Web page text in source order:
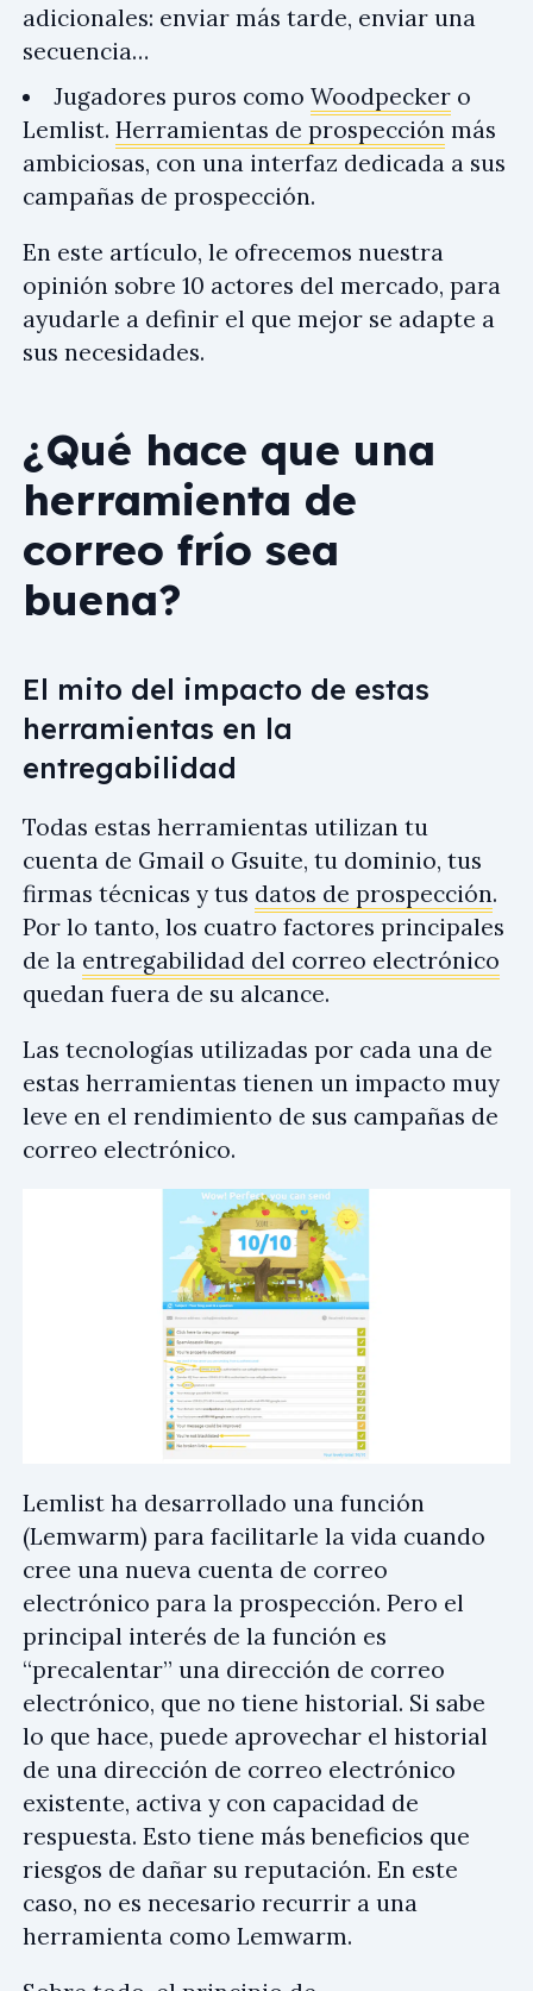
adicionales: enviar más tarde, enviar una
secuencia…
Jugadores puros como Woodpecker o
Lemlist. Herramientas de prospección más
ambiciosas, con una interfaz dedicada a sus
campañas de prospección.
En este artículo, le ofrecemos nuestra
opinión sobre 10 actores del mercado, para
ayudarle a definir el que mejor se adapte a
sus necesidades.
¿Qué hace que una
herramienta de
correo frío sea
buena?
El mito del impacto de estas
herramientas en la
entregabilidad
Todas estas herramientas utilizan tu
cuenta de Gmail o Gsuite, tu dominio, tus
firmas técnicas y tus datos de prospección.
Por lo tanto, los cuatro factores principales
de la entregabilidad del correo electrónico
quedan fuera de su alcance.
Las tecnologías utilizadas por cada una de
estas herramientas tienen un impacto muy
leve en el rendimiento de sus campañas de
correo electrónico.
Lemlist ha desarrollado una función
(Lemwarm) para facilitarle la vida cuando
cree una nueva cuenta de correo
electrónico para la prospección. Pero el
principal interés de la función es
“precalentar” una dirección de correo
electrónico, que no tiene historial. Si sabe
lo que hace, puede aprovechar el historial
de una dirección de correo electrónico
existente, activa y con capacidad de
respuesta. Esto tiene más beneficios que
riesgos de dañar su reputación. En este
caso, no es necesario recurrir a una
herramienta como Lemwarm.